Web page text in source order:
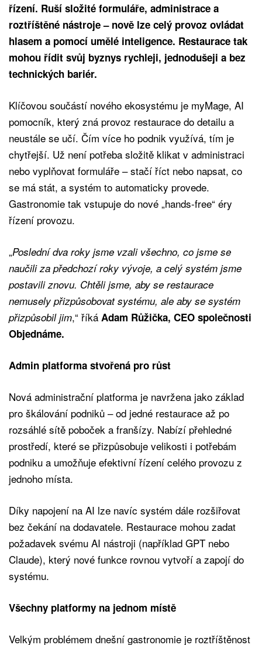
řízení. Ruší složité formuláře, administrace a
roztříštěné nástroje – nově lze celý provoz ovládat
hlasem a pomocí umělé inteligence. Restaurace tak
mohou řídit svůj byznys rychleji, jednodušeji a bez
technických bariér.
Klíčovou součástí nového ekosystému je myMage, AI
pomocník, který zná provoz restaurace do detailu a
neustále se učí. Čím více ho podnik využívá, tím je
chytřejší. Už není potřeba složitě klikat v administraci
nebo vyplňovat formuláře – stačí říct nebo napsat, co
se má stát, a systém to automaticky provede.
Gastronomie tak vstupuje do nové „hands-free“ éry
řízení provozu.
„Poslední dva roky jsme vzali všechno, co jsme se
naučili za předchozí roky vývoje, a celý systém jsme
postavili znovu. Chtěli jsme, aby se restaurace
nemusely přizpůsobovat systému, ale aby se systém
přizpůsobil jim,“ říká Adam Růžička, CEO společnosti
Objednáme.
Admin platforma stvořená pro růst
Nová administrační platforma je navržena jako základ
pro škálování podniků – od jedné restaurace až po
rozsáhlé sítě poboček a franšízy. Nabízí přehledné
prostředí, které se přizpůsobuje velikosti i potřebám
podniku a umožňuje efektivní řízení celého provozu z
jednoho místa.
Díky napojení na AI lze navíc systém dále rozšiřovat
bez čekání na dodavatele. Restaurace mohou zadat
požadavek svému AI nástroji (například GPT nebo
Claude), který nové funkce rovnou vytvoří a zapojí do
systému.
Všechny platformy na jednom místě
Velkým problémem dnešní gastronomie je roztříštěnost